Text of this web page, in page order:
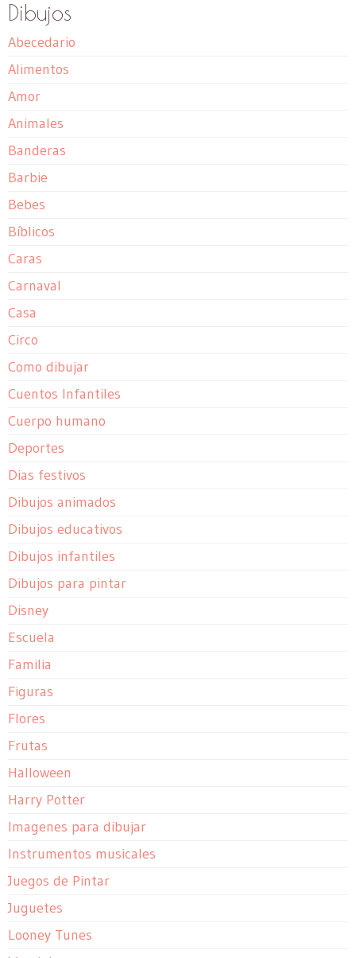
Dibujos
Abecedario
Alimentos
Amor
Animales
Banderas
Barbie
Bebes
Bíblicos
Caras
Carnaval
Casa
Circo
Como dibujar
Cuentos Infantiles
Cuerpo humano
Deportes
Dias festivos
Dibujos animados
Dibujos educativos
Dibujos infantiles
Dibujos para pintar
Disney
Escuela
Familia
Figuras
Flores
Frutas
Halloween
Harry Potter
Imagenes para dibujar
Instrumentos musicales
Juegos de Pintar
Juguetes
Looney Tunes